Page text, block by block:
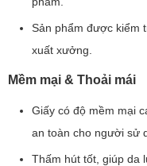
Sản phẩm được kiểm
xuất xưởng.
Mềm mại & Thoải mái
Giấy có độ mềm mại
an toàn cho người sử
Thấm hút tốt, giúp da